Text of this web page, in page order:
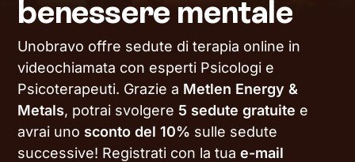
benessere mentale
Unobravo offre sedute di terapia online in
videochiamata con esperti Psicologi e
Psicoterapeuti. Grazie a Metlen Energy &
Metals, potrai svolgere 5 sedute gratuite e
avrai uno sconto del 10% sulle sedute
successive! Registrati con la tuae-mail